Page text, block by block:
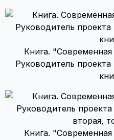
Книга. "Современная
Руководитель
Книга. "Современная